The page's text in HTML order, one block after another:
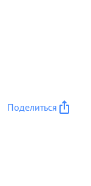
тов.
Поделиться